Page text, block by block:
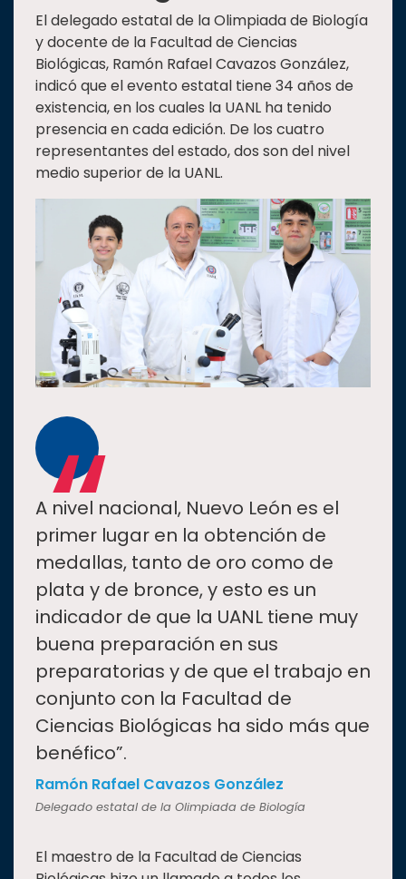
El delegado estatal de la Olimpiada de Biología
y docente de la Facultad de Ciencias
Biológicas, Ramón Rafael Cavazos González,
indicó que el evento estatal tiene 34 años de
existencia, en los cuales la UANL ha tenido
presencia en cada edición. De los cuatro
representantes del estado, dos son del nivel
medio superior de la UANL.
“
A nivel nacional, Nuevo León es el
primer lugar en la obtención de
medallas, tanto de oro como de
plata y de bronce, y esto es un
indicador de que la UANL tiene muy
buena preparación en sus
preparatorias y de que el trabajo en
conjunto con la Facultad de
Ciencias Biológicas ha sido más que
benéfico”.
Ramón Rafael Cavazos González
Delegado estatal de la Olimpiada de Biología
El maestro de la Facultad de Ciencias